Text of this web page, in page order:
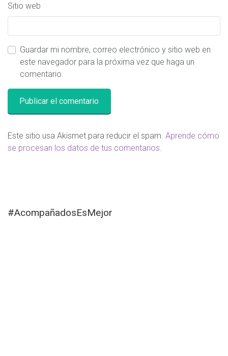
Sitio web
Guardar mi nombre, correo electrónico y sitio web en
este navegador para la próxima vez que haga un
comentario.
Este sitio usa Akismet para reducir el spam. Aprende cómo
se procesan los datos de tus comentarios
#AcompañadosEsMejor